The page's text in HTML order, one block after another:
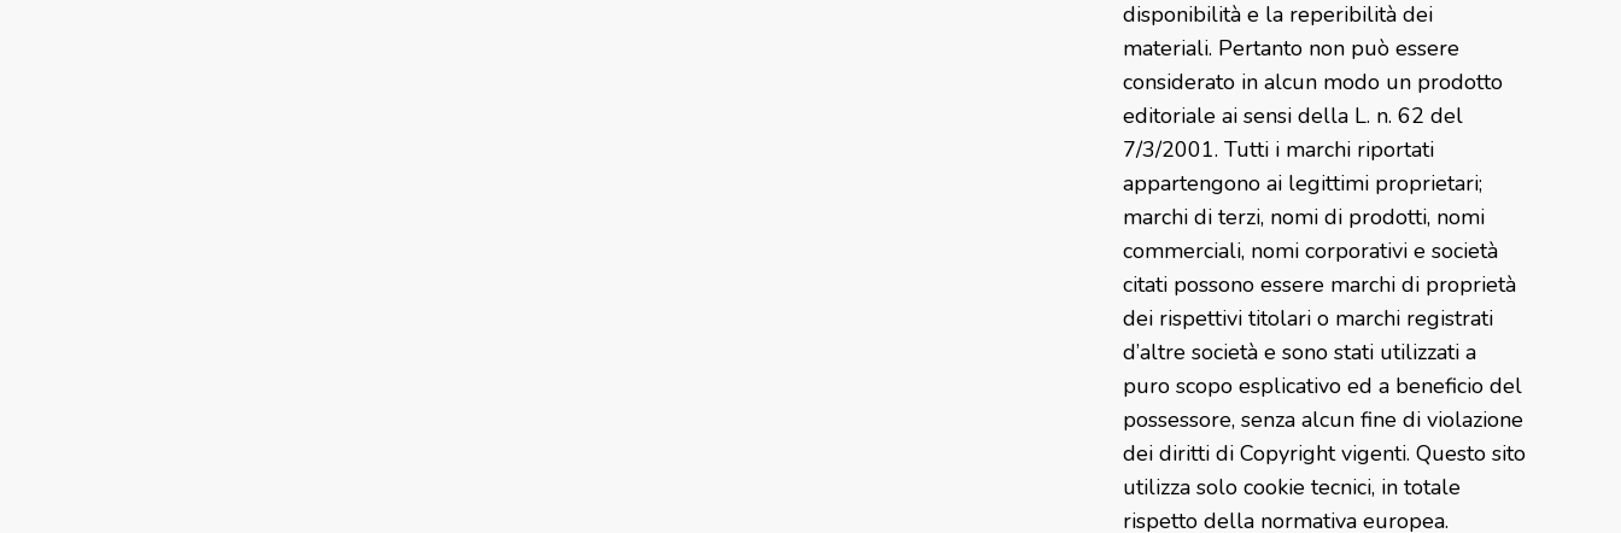
disponibilità e la reperibilità dei
materiali. Pertanto non può essere
considerato in alcun modo un prodotto
editoriale ai sensi della L. n. 62 del
7/3/2001. Tutti i marchi riportati
appartengono ai legittimi proprietari;
marchi di terzi, nomi di prodotti, nomi
commerciali, nomi corporativi e società
citati possono essere marchi di proprietà
dei rispettivi titolari o marchi registrati
d’altre società e sono stati utilizzati a
puro scopo esplicativo ed a beneficio del
possessore, senza alcun fine di violazione
dei diritti di Copyright vigenti. Questo sito
utilizza solo cookie tecnici, in totale
rispetto della normativa europea.